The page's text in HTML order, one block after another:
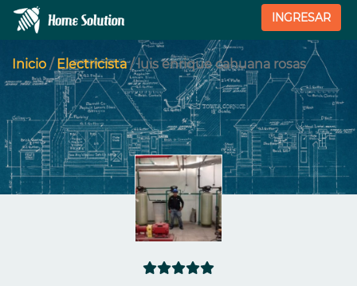
INGRESAR
Inicio / Electricista/ luis enrique cahuana rosas